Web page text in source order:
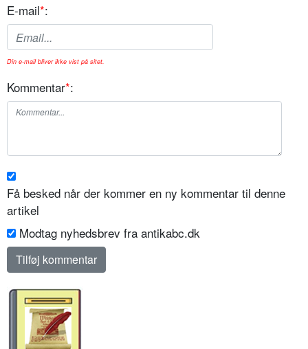
E-mail*:
Din e-mail bliver ikke vist på sitet.
Kommentar*:
Få besked når der kommer en ny kommentar til denne
artikel
Modtag nyhedsbrev fra antikabc.dk